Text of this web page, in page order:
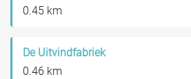
0.45 km
De Uitvindfabriek
0.46 km